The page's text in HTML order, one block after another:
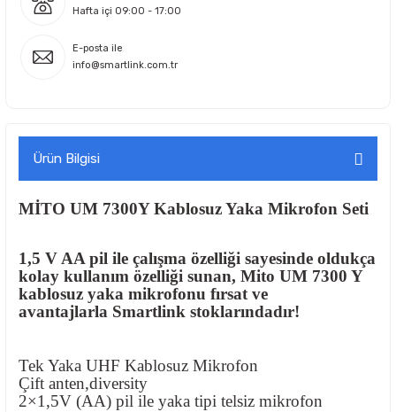
Hafta içi 09:00 - 17:00
E-posta ile
info@smartlink.com.tr
Ürün Bilgisi
MİTO UM 7300Y Kablosuz Yaka Mikrofon Seti
1,5 V AA pil ile çalışma özelliği sayesinde oldukça
kolay kullanım özelliği sunan, Mito UM 7300 Y
kablosuz yaka mikrofonu fırsat ve
avantajlarla Smartlink stoklarındadır!
Tek Yaka UHF Kablosuz Mikrofon
Çift anten,diversity
2×1,5V (AA) pil ile yaka tipi telsiz mikrofon